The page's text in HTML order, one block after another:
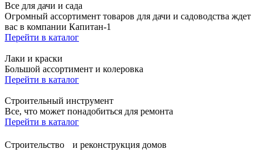
Все для дачи и сада
Огромный ассортимент товаров для дачи и садоводства ждет
вас в компании Капитан-1
Перейти в каталог
Лаки и краски
Большой ассортимент и колеровка
Перейти в каталог
Строительный инструмент
Все, что может понадобиться для ремонта
Перейти в каталог
Строительство и реконструкция домов